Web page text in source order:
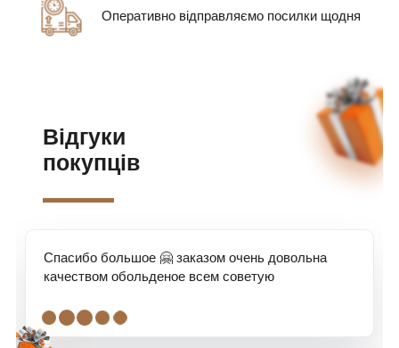
Оперативно відправляємо посилки щодня
Відгуки
покупців
Спасибо большое 🤗 заказом очень довольна
качеством обольденое всем советую
. . . . .